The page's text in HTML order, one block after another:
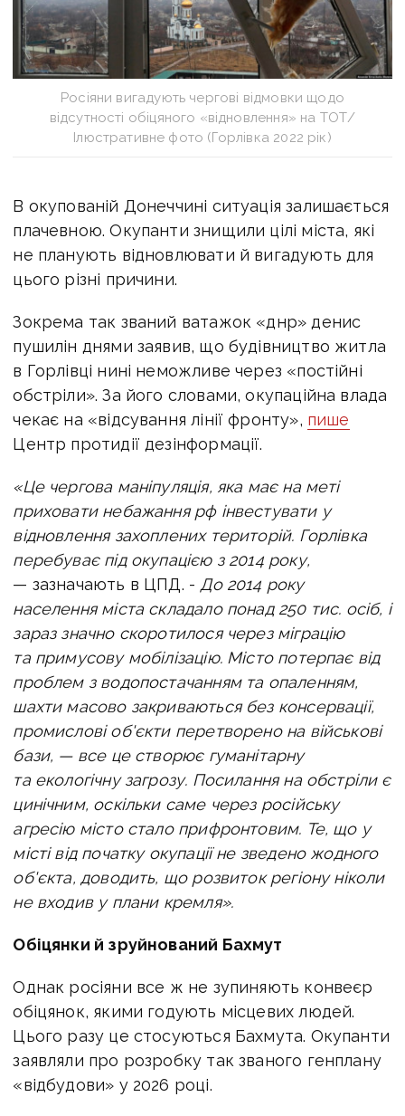
Росіяни вигадують чергові відмовки щодо
відсутності обіцяного «відновлення» на ТОТ/
Ілюстративне фото (Горлівка 2022 рік)
В окупованій Донеччині ситуація залишається
плачевною. Окупанти знищили цілі міста, які
не планують відновлювати й вигадують для
цього різні причини.
Зокрема так званий ватажок «днр» денис
пушилін днями заявив, що будівництво житла
в Горлівці нині неможливе через «постійні
обстріли». За його словами, окупаційна влада
чекає на «відсування лінії фронту», пише
Центр протидії дезінформації.
«Це чергова маніпуляція, яка має на меті
приховати небажання рф інвестувати у
відновлення захоплених територій. Горлівка
перебуває під окупацією з 2014 року,
— зазначають в ЦПД. - До 2014 року
населення міста складало понад 250 тис. осіб, і
зараз значно скоротилося через міграцію
та примусову мобілізацію. Місто потерпає від
проблем з водопостачанням та опаленням,
шахти масово закриваються без консервації,
промислові об'єкти перетворено на військові
бази, — все це створює гуманітарну
та екологічну загрозу. Посилання на обстріли є
цинічним, оскільки саме через російську
агресію місто стало прифронтовим. Те, що у
місті від початку окупації не зведено жодного
об'єкта, доводить, що розвиток регіону ніколи
не входив у плани кремля».
Обіцянки й зруйнований Бахмут
Однак росіяни все ж не зупиняють конвеєр
обіцянок, якими годують місцевих людей.
Цього разу це стосуються Бахмута. Окупанти
заявляли про розробку так званого генплану
«відбудови» у 2026 році.